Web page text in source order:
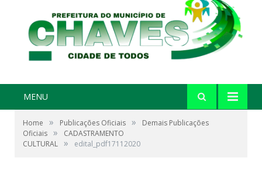
MENU
Home » Publicações Oficiais »
Demais Publicações
Oficiais »
CADASTRAMENTO
CULTURAL » edital_pdf17112020